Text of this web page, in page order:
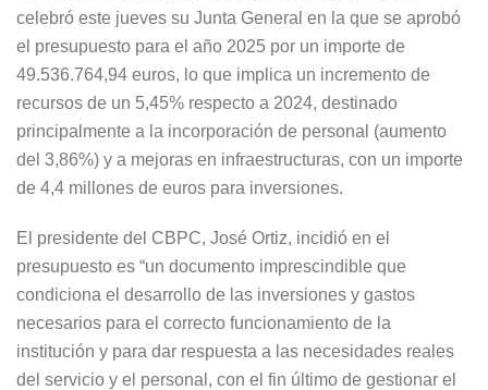
celebró este jueves su Junta General en la que se aprobó
el presupuesto para el año 2025 por un importe de
49.536.764,94 euros, lo que implica un incremento de
recursos de un 5,45% respecto a 2024, destinado
principalmente a la incorporación de personal (aumento
del 3,86%) y a mejoras en infraestructuras, con un importe
de 4,4 millones de euros para inversiones.
El presidente del CBPC, José Ortiz, incidió en el
presupuesto es “un documento imprescindible que
condiciona el desarrollo de las inversiones y gastos
necesarios para el correcto funcionamiento de la
institución y para dar respuesta a las necesidades reales
del servicio y el personal, con el fin último de gestionar el